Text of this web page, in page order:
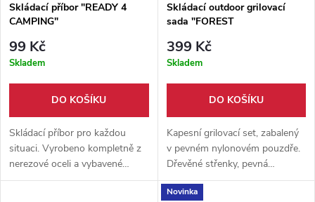
Skládací příbor "READY 4
CAMPING"
99 Kč
Skladem
DO KOŠÍKU
Skládací příbor pro každou
situaci. Vyrobeno kompletně z
nerezové oceli a vybavené
pojistkou proti zavření,
Skládací outdoor grilovací
sada "FOREST
399 Kč
Skladem
DO KOŠÍKU
Kapesní grilovací set, zabalený
v pevném nylonovém pouzdře.
Dřevěné střenky, pevná
nerezová ocel 2cr13.
Rozkládací mechanismus. Set
Novinka